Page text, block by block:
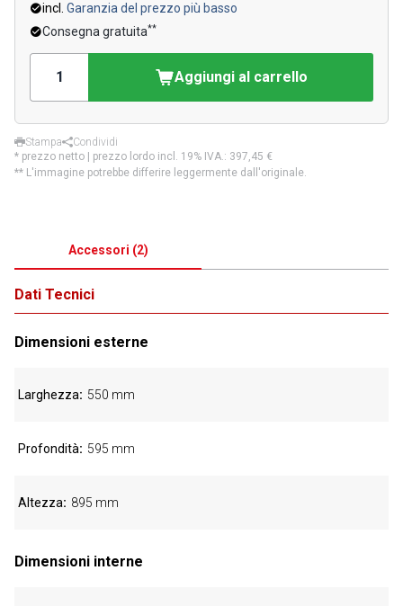
incl. Garanzia del prezzo più basso
Consegna gratuita**
Aggiungi al carrello
Stampa
Condividi
* prezzo netto | prezzo lordo incl. 19% IVA.: 397,45 €
** L'immagine potrebbe differire leggermente dall'originale.
Accessori (2)
Dati Tecnici
Dimensioni esterne
Larghezza 550 mm
Profondità 595 mm
Altezza 895 mm
Dimensioni interne